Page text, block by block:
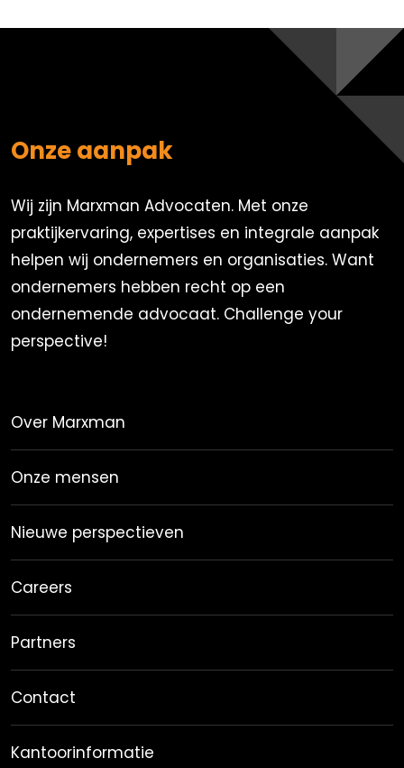
Onze aanpak
Wij zijn Marxman Advocaten. Met onze
praktijkervaring, expertises en integrale aanpak
helpen wij ondernemers en organisaties. Want
ondernemers hebben recht op een
ondernemende advocaat. Challenge your
perspective!
Over Marxman
Onze mensen
Nieuwe perspectieven
Careers
Partners
Contact
Kantoorinformatie